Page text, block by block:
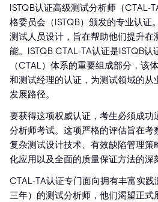
ISTQB认证高级测试分析师（CTAL-
格委员会（ISTQB）颁发的专业认证
测试人员设计，旨在帮助他们提升在
能。ISTQB CTAL-TA认证是ISTQB
（CTAL）体系的重要组成部分，该
和测试经理的认证，为测试领域的从
发展路径。
要获得这项权威认证，考生必须成功
分析师考试。这项严格的评估旨在考
复杂测试设计技术、有效缺陷管理策
化应用以及全面的质量保证方法的深
CTAL-TA认证专门面向拥有丰富实
三年）的测试分析师，他们渴望正式